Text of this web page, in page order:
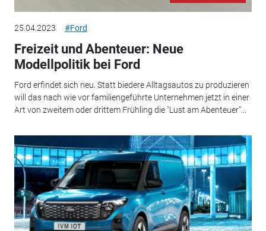
25.04.2023 #Ford
Freizeit und Abenteuer: Neue
Modellpolitik bei Ford
Ford erfindet sich neu. Statt biedere Alltagsautos zu produzieren
will das nach wie vor familiengeführte Unternehmen jetzt in einer
Art von zweitem oder drittem Frühling die "Lust am Abenteuer"...